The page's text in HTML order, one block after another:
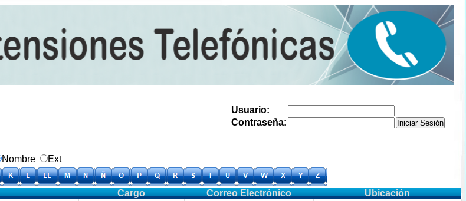
Usuario:
Contraseña:
Nombre Ext
Cargo Correo Electrónico
Ubicación